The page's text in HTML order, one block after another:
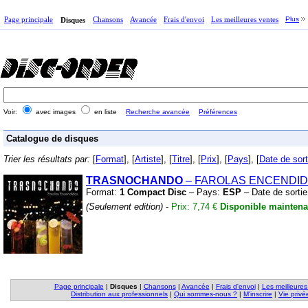
Page principale Disques Chansons Avancée Frais d'envoi Les meilleures ventes Plus
Voir: avec images en liste Recherche avancée Préférences
Catalogue de disques
Trier les résultats par: [Format], [Artiste], [Titre], [Prix], [Pays], [Date de
TRASNOCHANDO – FAROLAS
Format: 1 Compact Disc – Pays: ESP – Date de
(Seulement edition) - Prix: 7,74 € Disponible
Page principale | Disques | Chansons| Avancée | Frais d'envoi| Les
Distribution aux professionnels | Qui sommes-nous ? | M'inscrire | Vie